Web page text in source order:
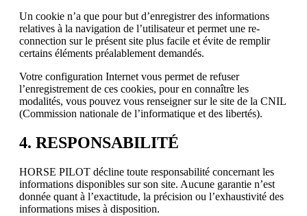
Un cookie n’a que pour but d’enregistrer des informations
relatives à la navigation de l’utilisateur et permet une re-
connection sur le présent site plus facile et évite de remplir
certains éléments préalablement demandés.
Votre configuration Internet vous permet de refuser
l’enregistrement de ces cookies, pour en connaître les
modalités, vous pouvez vous renseigner sur le site de la CNIL
(Commission nationale de l’informatique et des libertés).
4. RESPONSABILITÉ
HORSE PILOT décline toute responsabilité concernant les
informations disponibles sur son site. Aucune garantie n’est
donnée quant à l’exactitude, la précision ou l’exhaustivité des
informations mises à disposition.